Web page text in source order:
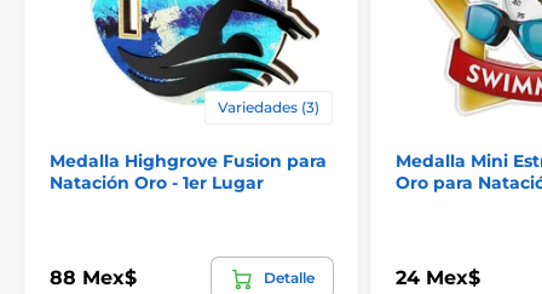
Variedades (3)
Medalla Highgrove Fusion para
Natación Oro - 1er Lugar
88 Mex$ Detalle
Medalla Mini
Oro para
24 Mex$